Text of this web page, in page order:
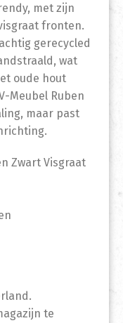
met zijn
fronten.
gerecycled
wat
oude hout
Meubel Ruben
maar past
Zwart Visgraat
te